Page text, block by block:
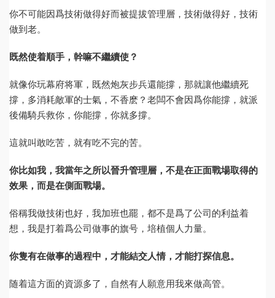
你不可能因爲技術做得好而被提拔管理層，技術做得好，技術
做到老。
既然使着順手，幹嘛不繼續使？
就像你玩幕府将軍，既然炮灰步兵還能撐，那就讓他繼續死
撐，多消耗敵軍的士氣，不香麽？老闆不會因爲你能撐，就派
後備騎兵救你，你能撐，你就多撐。
這就叫敢吃苦，就有吃不完的苦。
你比如我，我當年之所以晉升管理層，不是在正面戰場取得的
效果，而是在側面戰場。
俗稱我做技術也好，我加班也罷，都不是爲了公司的利益着
想，我是打着爲公司做事的旗号，培植個人力量。
你隻有在做事的過程中，才能結交人情，才能打探信息。
随着這方面的資源多了，自然有人願意用我來做高管。